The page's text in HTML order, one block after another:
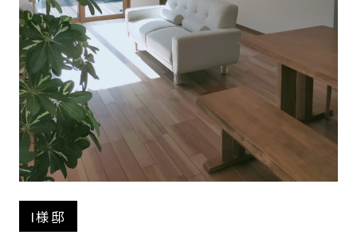
I様邸